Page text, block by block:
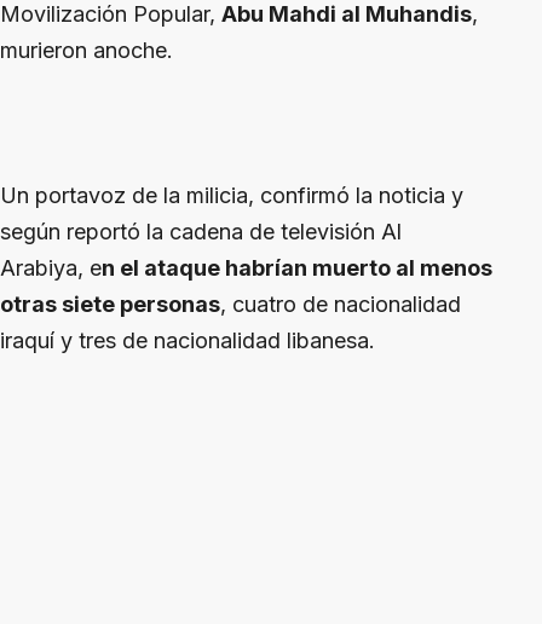
Movilización Popular, Abu Mahdi al Muhandis,
murieron anoche.
Un portavoz de la milicia, confirmó la noticia y
según reportó la cadena de televisión Al
Arabiya, en el ataque habrían muerto al menos
otras siete personas, cuatro de nacionalidad
iraquí y tres de nacionalidad libanesa.